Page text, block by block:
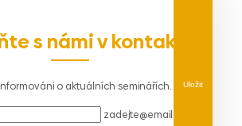
s námi v kontaktu
o aktuálních seminářích.
zadejte@email.cz
Uložit